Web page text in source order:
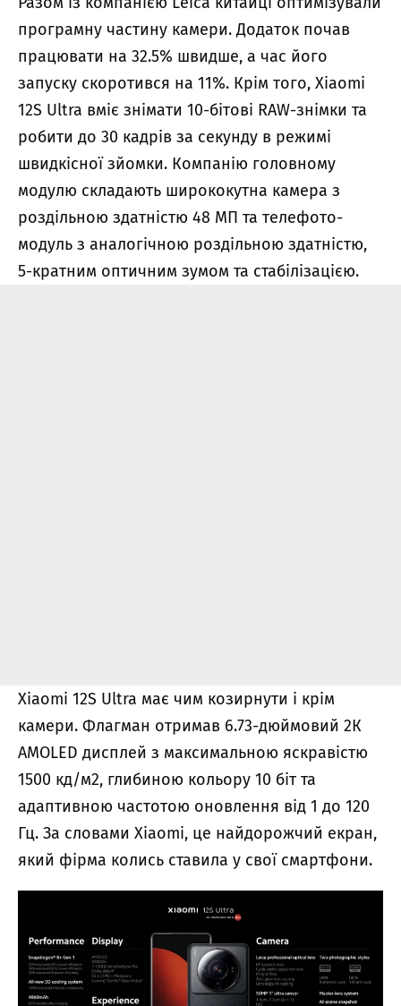
програмну частину камери. Додаток почав
працювати на 32.5% швидше, а час його
запуску скоротився на 11%. Крім того, Xiaomi
12S Ultra вміє знімати 10-бітові RAW-знімки та
робити до 30 кадрів за секунду в режимі
швидкісної зйомки. Компанію головному
модулю складають ширококутна камера з
роздільною здатністю 48 МП та телефото-
модуль з аналогічною роздільною здатністю,
5-кратним оптичним зумом та стабілізацією.
Xiaomi 12S Ultra має чим козирнути і крім
камери. Флагман отримав 6.73-дюймовий 2К
AMOLED дисплей з максимальною яскравістю
1500 кд/м2, глибиною кольору 10 біт та
адаптивною частотою оновлення від 1 до 120
Гц. За словами Xiaomi, це найдорожчий екран,
який фірма колись ставила у свої смартфони.